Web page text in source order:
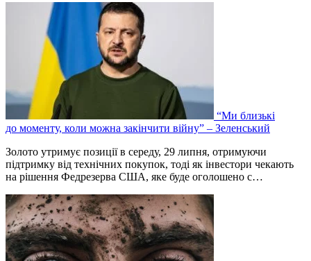
“Ми близькі
до моменту, коли можна закінчити війну” – Зеленський
Золото утримує позиції в середу, 29 липня, отримуючи
підтримку від технічних покупок, тоді як інвестори чекають
на рішення Федрезерва США, яке буде оголошено ‌с…